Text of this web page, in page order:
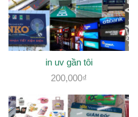
in uv gần tôi
200,000₫